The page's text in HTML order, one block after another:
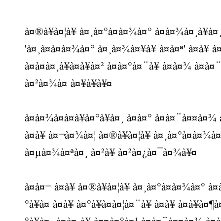
à¤®à¥à¤¦à¥ à¤¸à¤°à¤à¤¾à¤°
'à¤¸à¤à¤à¤¾à¤° à¤¸à¤¾à¤¥à¥ à¤à¤ª' à¤à¥
à¤à¤à¤¸à¥à¤à¥à¤² à¤à¤°à¤¨à¥ à¤à¤¾
à¤²à¤¾à¤ à¤¥à¥à¥¤
à¤à¤¾à¤à¤à¥à¤°à¥à¤¸ à¤à¤°
à¤à¥ à¤¬à¤¾à¤¦ à¤®à¥à¤¦à¥
à¤µà¤¾à¤ªà¤¸ à¤²à¥ à¤²à¤¿à¤¯à¤¾à¥¤
à¤à¤¬ à¤­à¥ à¤®à¥à¤¦à¥ à¤¸à¤°à¤à¤¾à¤°
°à¥à¤ à¤à¥ à¤°à¥à¤à¤¦à¤¨à¥ à¤à¥